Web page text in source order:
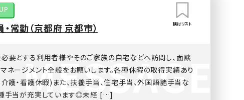
常勤（京都府 京都市） 検討リスト
要とする利用者様やそのご家族の自宅などへ訪問し、面談
ネージメント全般をお願いします。各種休暇の取得実績あり
介護・看護休暇)また、扶養手当、住宅手当、外国語諸手当な
種手当が充実しています◎未経 […]